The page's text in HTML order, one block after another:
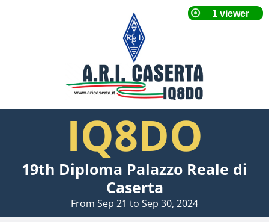
IQ8DO
19th Diploma Palazzo Reale di
Caserta
From Sep 21 to Sep 30, 2024